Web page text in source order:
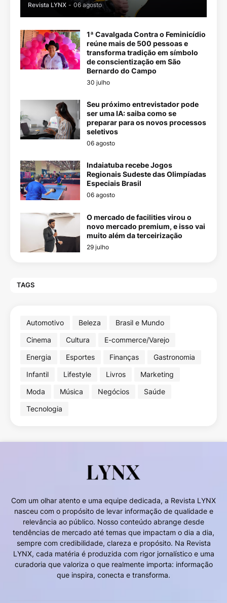
Revista LYNX - 06 agosto
1ª Cavalgada Contra o Feminicídio
reúne mais de 500 pessoas e
transforma tradição em símbolo
de conscientização em São
Bernardo do Campo
30 julho
Seu próximo entrevistador pode
ser uma IA: saiba como se
preparar para os novos processos
seletivos
06 agosto
Indaiatuba recebe Jogos
Regionais Sudeste das Olimpíadas
Especiais Brasil
06 agosto
O mercado de facilities virou o
novo mercado premium, e isso vai
muito além da terceirização
29 julho
TAGS
Automotivo Beleza
Brasil e Mundo
Cinema
Cultura
E-commerce/Varejo
Energia
Esportes Finanças
Gastronomia
Infantil
Lifestyle Livros
Marketing
Moda
Música Negócios
Saúde
Tecnologia
Com um olhar atento e uma equipe dedicada, a Revista LYNX
nasceu com o propósito de levar informação de qualidade e
relevância ao público. Nosso conteúdo abrange desde
tendências de mercado até temas que impactam o dia a dia,
sempre com credibilidade, clareza e propósito. Na Revista
LYNX, cada matéria é produzida com rigor jornalístico e uma
curadoria que valoriza o que realmente importa: informação
que inspira, conecta e transforma.